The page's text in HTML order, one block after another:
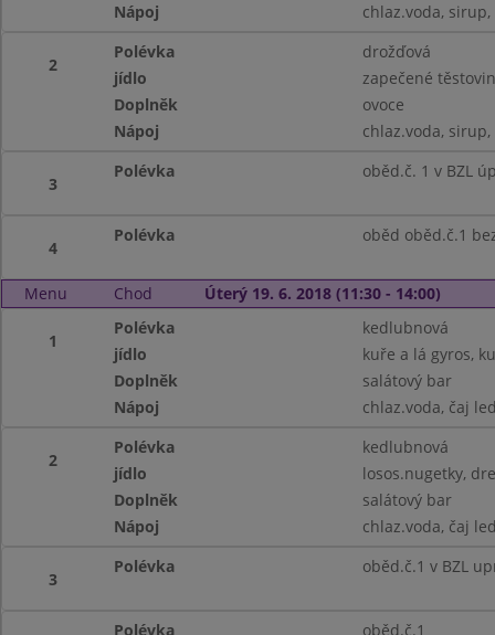
Nápoj
chlaz.voda, sirup,
2
Polévka
drožďová
jídlo
zapečené
Doplněk
ovoce
Nápoj
chlaz.voda, sirup,
3
Polévka oběd.č. 1 v BZL
4
Polévka oběd oběd.č.1
Menu Chod Úterý 19. 6. 2018 (11:30 - 14:00)
1
Polévka
kedlubnová
jídlo
kuře a lá gyros,
Doplněk
salátový bar
Nápoj
chlaz.voda, čaj
2
Polévka
kedlubnová
jídlo
losos.nugetky,
Doplněk
salátový bar
Nápoj
chlaz.voda, čaj
3
Polévka oběd.č.1 v BZL
Polévka oběd.č.1